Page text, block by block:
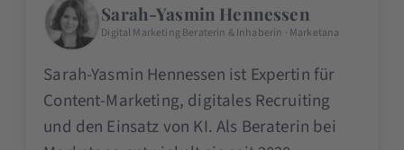
Sarah-Yasmin Hennessen
Digital Marketing Beraterin & Inhaberin · Marketana
Sarah-Yasmin Hennessen ist Expertin für
Content-Marketing, digitales Recruiting
und den Einsatz von KI. Als Beraterin bei